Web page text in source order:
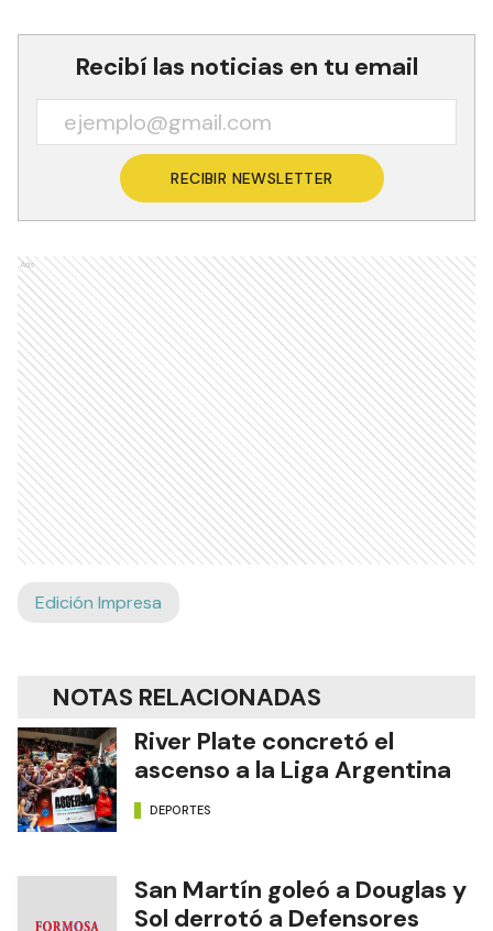
Recibí las noticias en tu email
RECIBIR NEWSLETTER
Ads
Edición Impresa
NOTAS RELACIONADAS
River Plate concretó el
ascenso a la Liga Argentina
DEPORTES
San Martín goleó a Douglas y
Sol derrotó a Defensores